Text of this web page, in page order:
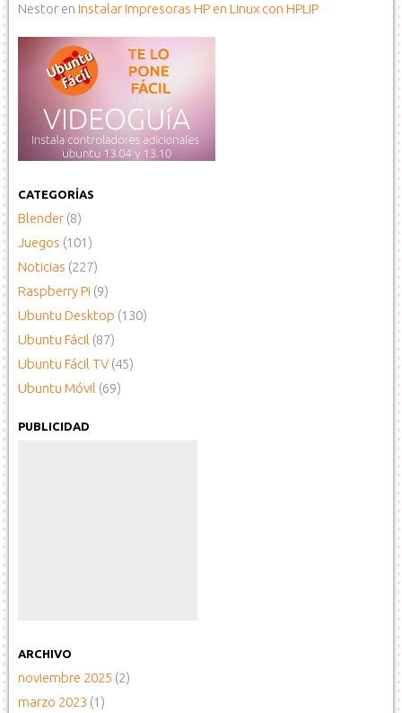
Nestor en Instalar Impresoras HP en Linux con HPLIP
CATEGORÍAS
Blender (8)
Juegos (101)
Noticias (227)
Raspberry Pi (9)
Ubuntu Desktop (130)
Ubuntu Fácil (87)
Ubuntu Fácil TV (45)
Ubuntu Móvil (69)
PUBLICIDAD
ARCHIVO
noviembre 2025 (2)
marzo 2023 (1)